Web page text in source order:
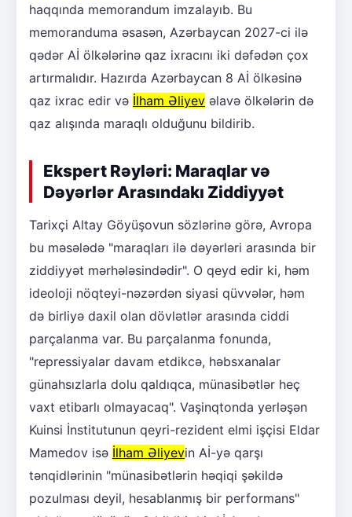
haqqında memorandum imzalayıb. Bu
memoranduma əsasən, Azərbaycan 2027-ci ilə
qədər Aİ ölkələrinə qaz ixracını iki dəfədən çox
artırmalıdır. Hazırda Azərbaycan 8 Aİ ölkəsinə
qaz ixrac edir və İlham Əliyev əlavə ölkələrin də
qaz alışında maraqlı olduğunu bildirib.
Ekspert Rəyləri: Maraqlar və
Dəyərlər Arasındakı Ziddiyyət
Tarixçi Altay Göyüşovun sözlərinə görə, Avropa
bu məsələdə "maraqları ilə dəyərləri arasında bir
ziddiyyət mərhələsindədir". O qeyd edir ki, həm
ideoloji nöqteyi-nəzərdən siyasi qüvvələr, həm
də birliyə daxil olan dövlətlər arasında ciddi
parçalanma var. Bu parçalanma fonunda,
"repressiyalar davam etdikcə, həbsxanalar
günahsızlarla dolu qaldıqca, münasibətlər heç
vaxt etibarlı olmayacaq". Vaşinqtonda yerləşən
Kuinsi İnstitutunun qeyri-rezident elmi işçisi Eldar
Mamedov isə İlham Əliyevin Aİ-yə qarşı
tənqidlərinin "münasibətlərin həqiqi şəkildə
pozulması deyil, hesablanmış bir performans"